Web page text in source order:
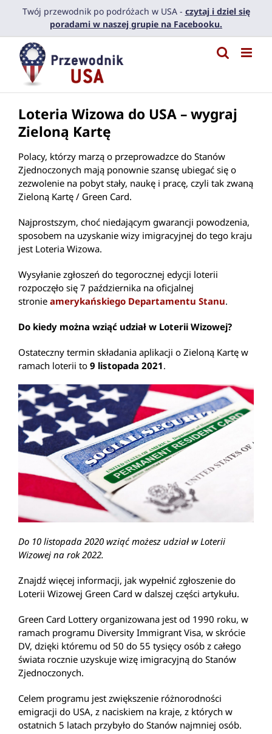
PrzejdźTwój przewodnik po podróżach w USA - czytaj i dziel się
poradami w naszej grupie na Facebooku.
Loteria Wizowa do USA – wygraj
Zieloną Kartę
Polacy, którzy marzą o przeprowadzce do Stanów
Zjednoczonych mają ponownie szansę ubiegać się o
zezwolenie na pobyt stały, naukę i pracę, czyli tak zwaną
Zieloną Kartę / Green Card.
Najprostszym, choć niedającym gwarancji powodzenia,
sposobem na uzyskanie wizy imigracyjnej do tego kraju
jest Loteria Wizowa.
Wysyłanie zgłoszeń do tegorocznej edycji loterii
rozpoczęło się 7 października na oficjalnej
stronie amerykańskiego Departamentu Stanu.
Do kiedy można wziąć udział w Loterii Wizowej?
Ostateczny termin składania aplikacji o Zieloną Kartę w
ramach loterii to 9 listopada 2021.
Do 10 listopada 2020 wziąć możesz udział w Loterii
Wizowej na rok 2022.
Znajdź więcej informacji, jak wypełnić zgłoszenie do
Loterii Wizowej Green Card w dalszej części artykułu.
Green Card Lottery organizowana jest od 1990 roku, w
ramach programu Diversity Immigrant Visa, w skrócie
DV, dzięki któremu od 50 do 55 tysięcy osób z całego
świata rocznie uzyskuje wizę imigracyjną do Stanów
Zjednoczonych.
Celem programu jest zwiększenie różnorodności
emigracji do USA, z naciskiem na kraje, z których w
ostatnich 5 latach przybyło do Stanów najmniej osób.